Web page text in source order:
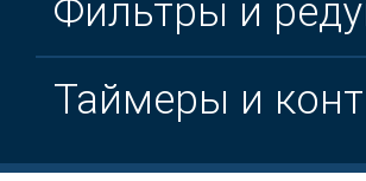
Фильтры и
Таймеры и